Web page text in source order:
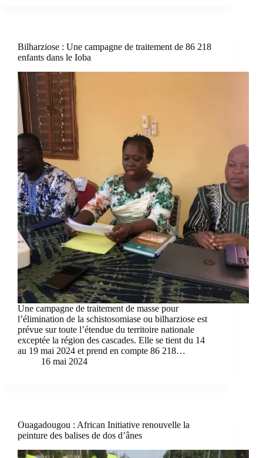
Bilharziose : Une campagne de traitement de 86 218
enfants dans le Ioba
Une campagne de traitement de masse pour
l’élimination de la schistosomiase ou bilharziose est
prévue sur toute l’étendue du territoire nationale
exceptée la région des cascades. Elle se tient du 14
au 19 mai 2024 et prend en compte 86 218…
16 mai 2024
Ouagadougou : African Initiative renouvelle la
peinture des balises de dos d’ânes